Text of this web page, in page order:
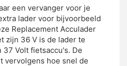
een vervanger voor je
lader voor bijvoorbeeld
Replacement Acculader
zijn 36 V is de lader te
Volt fietsaccu's. De
vervolgens hoe snel de